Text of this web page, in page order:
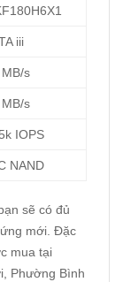
iii
s
s
IOPS
NAND
sẽ có đủ
mới. Đặc
mua tại
Phường Bình